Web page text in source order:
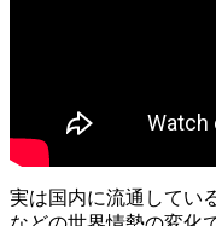
実は国内に流通してい